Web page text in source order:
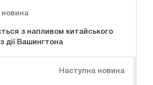
новина
з напливом китайського
дії Вашингтона
Наступна новина